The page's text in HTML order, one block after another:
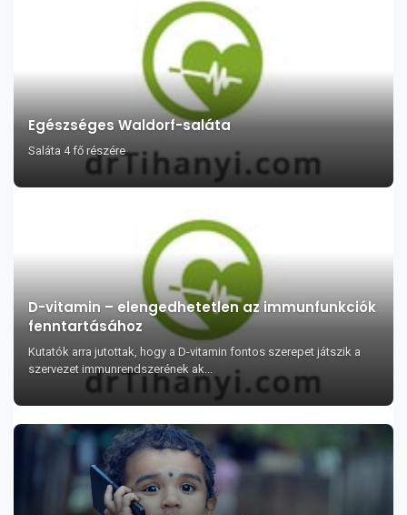
Egészséges Waldorf-saláta
Saláta 4 fő részére
D-vitamin – elengedhetetlen az immunfunkciók
fenntartásához
Kutatók arra jutottak, hogy a D-vitamin fontos szerepet játszik a
szervezet immunrendszerének ak...